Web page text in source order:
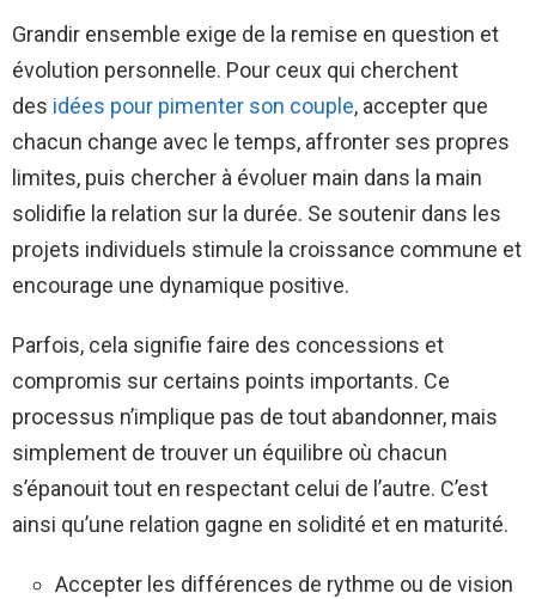
Grandir ensemble exige de la remise en question et
évolution personnelle. Pour ceux qui cherchent
des idées pour pimenter son couple, accepter que
chacun change avec le temps, affronter ses propres
limites, puis chercher à évoluer main dans la main
solidifie la relation sur la durée. Se soutenir dans les
projets individuels stimule la croissance commune et
encourage une dynamique positive.
Parfois, cela signifie faire des concessions et
compromis sur certains points importants. Ce
processus n’implique pas de tout abandonner, mais
simplement de trouver un équilibre où chacun
s’épanouit tout en respectant celui de l’autre. C’est
ainsi qu’une relation gagne en solidité et en maturité.
Accepter les différences de rythme ou de vision